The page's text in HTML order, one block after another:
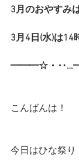
3月のおやすみ
3月4日(水)は14
━━━☆・
こんばんは！
今日はひな祭り